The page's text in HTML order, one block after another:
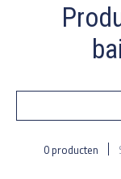
0 producten